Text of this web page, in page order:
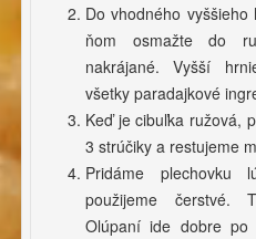
Do vhodného
ňom osmažte do
nakrájané. Vyšší
všetky paradajkové
Keď je cibuľka ružová,
3 strúčiky a restujeme
Pridáme plechovku
použijeme čerstvé.
Olúpaní ide dobre